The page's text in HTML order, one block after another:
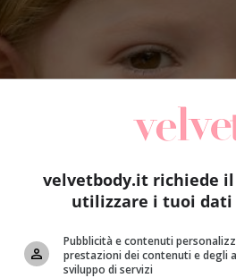
velvetbody.it richiede
utilizzare i tuoi dati
Pubblicità e contenuti
prestazioni dei contenuti e degli
sviluppo di servizi